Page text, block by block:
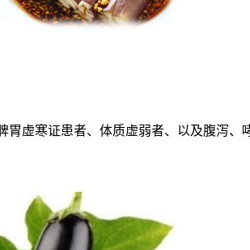
虚寒证患者、体质虚弱者、以及腹泻、